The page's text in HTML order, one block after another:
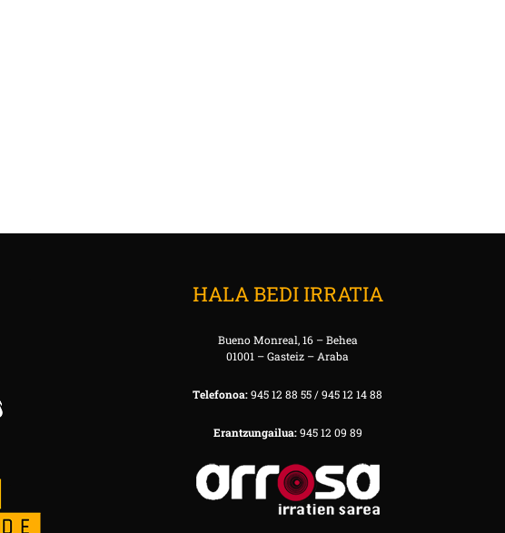
HALA BEDI IRRATIA
Bueno Monreal, 16 – Behea
01001 – Gasteiz – Araba
Telefonoa:945 12 88 55 / 945 12 14 88
Erantzungailua:945 12 09 89